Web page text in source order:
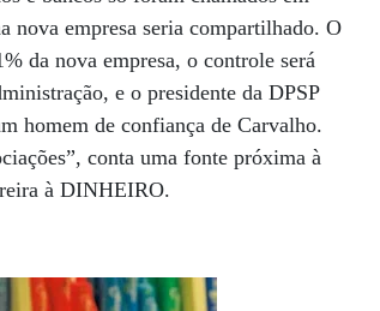
nova empresa seria compartilhado. O
da nova empresa, o controle será
e o presidente da DPSP
homem de confiança de Carvalho.
conta uma fonte próxima à
à DINHEIRO.